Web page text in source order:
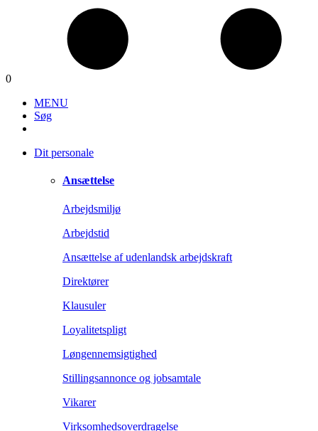
0
MENU
Søg
Dit personale
Ansættelse
Arbejdsmiljø
Arbejdstid
Ansættelse af udenlandsk arbejdskraft
Direktører
Klausuler
Loyalitetspligt
Løngennemsigtighed
Stillingsannonce og jobsamtale
Vikarer
Virksomhedsoverdragelse